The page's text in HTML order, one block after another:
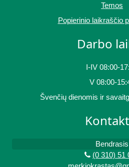
Temos
Popierinio laikraščio
Darbo
I-IV 08:00-
V 08:00-
Švenčių dienomis ir
Bendrasis
(0 310) 51